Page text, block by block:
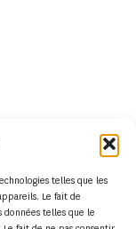
telles que les
Le fait de
telles que le